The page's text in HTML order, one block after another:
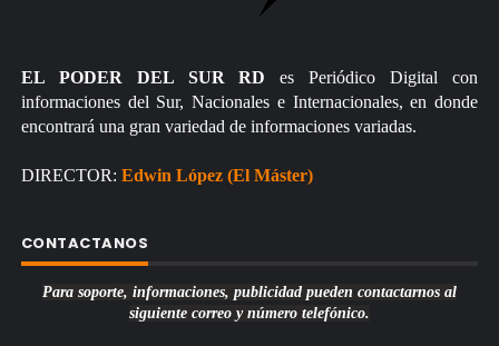
EL PODER DEL SUR RD es Periódico Digital con
informaciones del Sur, Nacionales e Internacionales, en donde
encontrará una gran variedad de informaciones variadas.
DIRECTOR: Edwin López (El Máster)
CONTACTANOS
Para soporte, informaciones, publicidad pueden contactarnos al
siguiente correo y número telefónico.